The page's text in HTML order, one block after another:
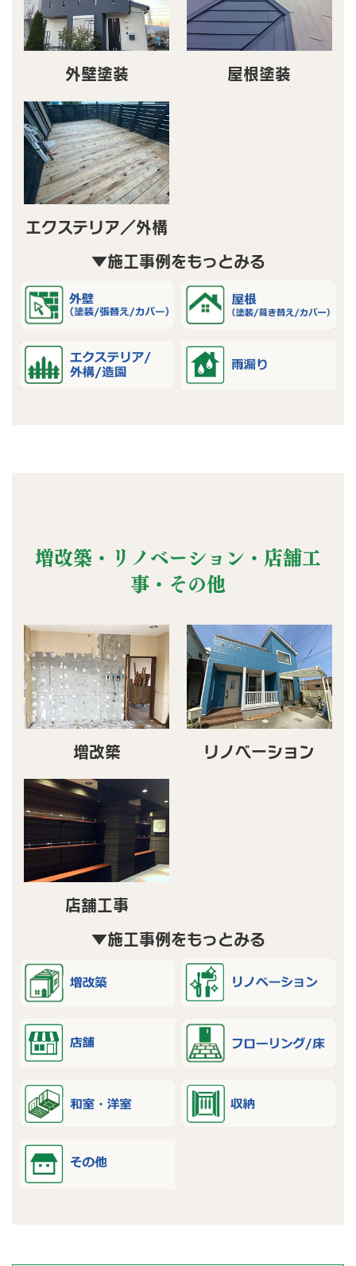
外壁塗装 屋根塗装
エクステリア／外構
▼施工事例をもっとみる
増改築・リノベーション・店舗工
事・その他
増改築 リノベーション
店舗工事
▼施工事例をもっとみる